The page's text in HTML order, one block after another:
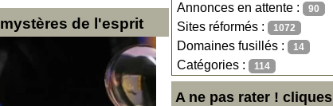
Annonces en attente : 90
Sites réformés : 1072
Domaines fusillés : 14
Catégories : 114
A ne pas rater ! cliques
de l'esprit